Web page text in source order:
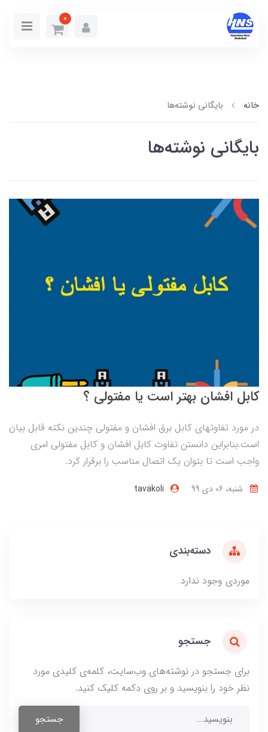
0
خانه بایگانی نوشته‌ها
بایگانی نوشته‌ها
کابل افشان بهتر است یا مفتولی ؟
در مورد تفاوتهای کابل برق افشان و مفتولی چندین نکته قابل بیان
است.بنابراین دانستن تفاوت کابل افشان و کابل مفتولی امری
واجب است تا بتوان یک اتصال مناسب را برقرار کرد.
شنبه، 06 دی 99 tavakoli
دسته‌بندی
موردی وجود ندارد.
جستجو
برای جستجو در نوشته‌های وب‌سایت، کلمه‌ی کلیدی مورد
نظر خود را بنویسید و بر روی دکمه کلیک کنید.
جستجو